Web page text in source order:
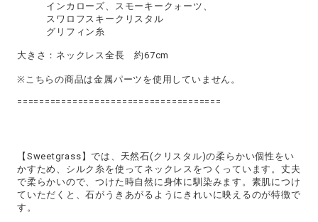
インカローズ、スモーキークォーツ、
スワロフスキークリスタル
グリフィン糸
大きさ：ネックレス全長 約67cm
※こちらの商品は金属パーツを使用していません。
=====================================
【Sweetgrass】では、天然石(クリスタル)の柔らかい個性をい
かすため、シルク糸を使ってネックレスをつくっています。丈夫
で柔らかいので、つけた時自然に身体に馴染みます。素肌につけ
ていただくと、石がうきあがるようにきれいに映えるのが特徴で
す。